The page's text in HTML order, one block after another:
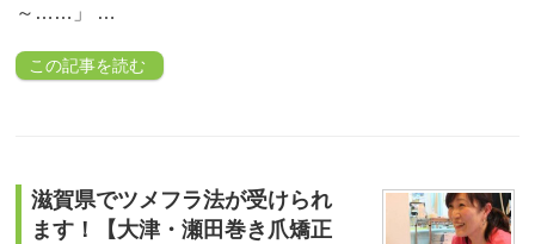
～……」 …
この記事を読む
滋賀県でツメフラ法が受けられ
ます！【大津・瀬田巻き爪矯正